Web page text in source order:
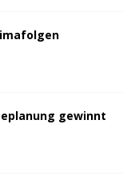
gewinnt